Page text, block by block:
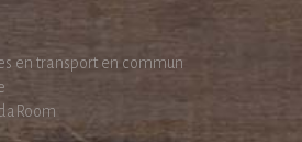
en transport en commun